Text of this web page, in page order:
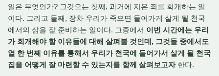
일은 무엇인가? 그것으는 첫째, 과거에 지은 죄를 회개하는 일
이다. 그리고 둘째, 장차 우리가 죽으면 들어가게 살게 될 천국
에서의 삶을 잘 준비하는 일이다. 그중에서 이번 시간에는 우리
가 회개해야 할 이유들에 대해 살펴볼 것인데, 그것들 중에서도
열 한 번째 이유를 통해서 우리가 천국에 들어가서 살게 될 천국
집을 어떻게 잘 마련할 수 있는지를 함께 살펴보고자한다.